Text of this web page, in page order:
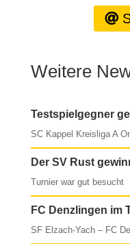
Weitere
Testspielgegner
SC Kappel Kreisliga A
Der SV Rust
Turnier war gut besucht
FC Denzlingen im
SF Elzach-Yach – FC